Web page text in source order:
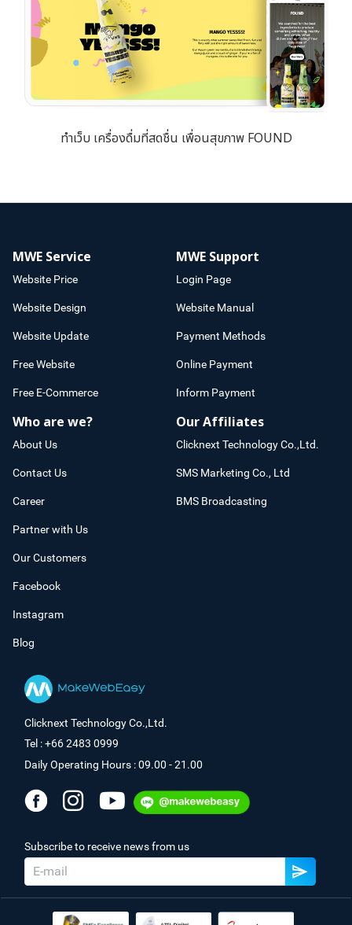
ทำเว็บ เครื่องดื่มที่สดชื่น เพื่อนสุขภาพ FOUND
MWE Service
Website Price
Website Design
Website Update
Free Website
Free E-Commerce
MWE Support
Login Page
Website Manual
Payment Methods
Online Payment
Inform Payment
Who are we?
About Us
Contact Us
Career
Partner with Us
Our Customers
Facebook
Instagram
Blog
Our Affiliates
Clicknext Technology Co.,Ltd.
SMS Marketing Co., Ltd
BMS Broadcasting
Clicknext Technology Co.,Ltd.
Tel : +66 2483 0999
Daily Operating Hours : 09.00 - 21.00
Subscribe to receive news from us